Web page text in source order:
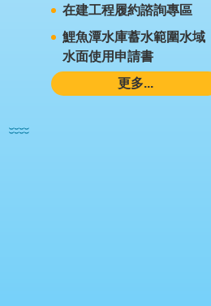
在建工程履約諮詢專區
鯉魚潭水庫蓄水範圍水域
水面使用申請書
更多...